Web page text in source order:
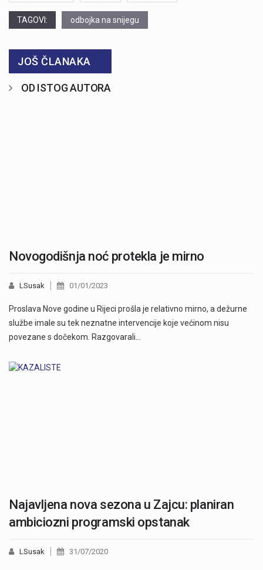
TAGOVI: odbojka na snijegu
JOŠ ČLANAKA
OD ISTOG AUTORA
Novogodišnja noć protekla je mirno
LSusak 01/01/2023
Proslava Nove godine u Rijeci prošla je relativno mirno, a dežurne
službe imale su tek neznatne intervencije koje većinom nisu
povezane s dočekom. Razgovarali…
Najavljena nova sezona u Zajcu: planiran
ambiciozni programski opstanak
LSusak 31/07/2020